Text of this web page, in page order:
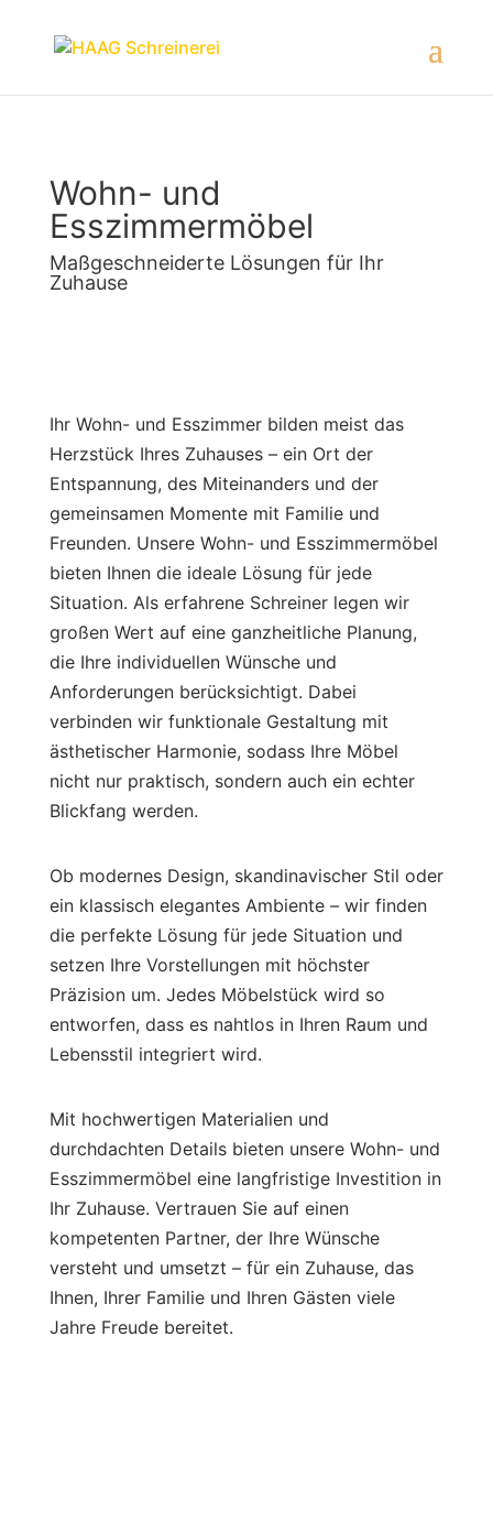
Wohn- und
Esszimmermöbel
Maßgeschneiderte Lösungen für Ihr
Zuhause
Ihr Wohn- und Esszimmer bilden meist das
Herzstück Ihres Zuhauses – ein Ort der
Entspannung, des Miteinanders und der
gemeinsamen Momente mit Familie und
Freunden. Unsere Wohn- und Esszimmermöbel
bieten Ihnen die ideale Lösung für jede
Situation. Als erfahrene Schreiner legen wir
großen Wert auf eine ganzheitliche Planung,
die Ihre individuellen Wünsche und
Anforderungen berücksichtigt. Dabei
verbinden wir funktionale Gestaltung mit
ästhetischer Harmonie, sodass Ihre Möbel
nicht nur praktisch, sondern auch ein echter
Blickfang werden.
Ob modernes Design, skandinavischer Stil oder
ein klassisch elegantes Ambiente – wir finden
die perfekte Lösung für jede Situation und
setzen Ihre Vorstellungen mit höchster
Präzision um. Jedes Möbelstück wird so
entworfen, dass es nahtlos in Ihren Raum und
Lebensstil integriert wird.
Mit hochwertigen Materialien und
durchdachten Details bieten unsere Wohn- und
Esszimmermöbel eine langfristige Investition in
Ihr Zuhause. Vertrauen Sie auf einen
kompetenten Partner, der Ihre Wünsche
versteht und umsetzt – für ein Zuhause, das
Ihnen, Ihrer Familie und Ihren Gästen viele
Jahre Freude bereitet.